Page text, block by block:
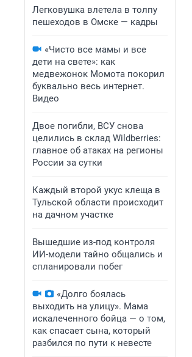
Легковушка влетела в толпу
пешеходов в Омске — кадры
«Чисто все мамы и все
дети на свете»: как
медвежонок Момота покорил
буквально весь интернет.
Видео
Двое погибли, ВСУ снова
целились в склад Wildberries:
главное об атаках на регионы
России за сутки
Каждый второй укус клеща в
Тульской области происходит
на дачном участке
Вышедшие из-под контроля
ИИ-модели тайно общались и
спланировали побег
«Долго боялась
выходить на улицу». Мама
искалеченного бойца — о том,
как спасает сына, который
разбился по пути к невесте